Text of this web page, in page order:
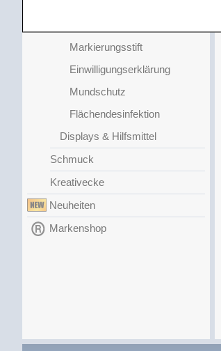
Markierungsstift
Einwilligungserklärung
Mundschutz
Flächendesinfektion
Displays & Hilfsmittel
Schmuck
Kreativecke
Neuheiten
Markenshop